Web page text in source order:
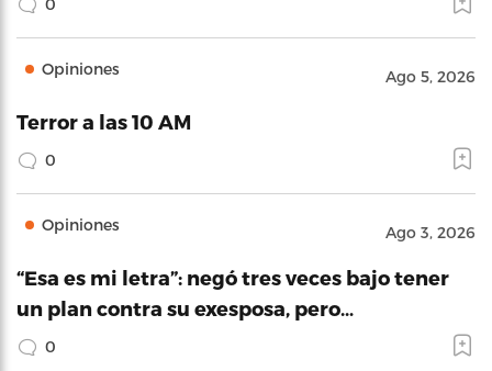
0
Opiniones Ago 5, 2026
Terror a las 10 AM
0
Opiniones Ago 3, 2026
“Esa es mi letra”: negó tres veces bajo tener
un plan contra su exesposa, pero…
0